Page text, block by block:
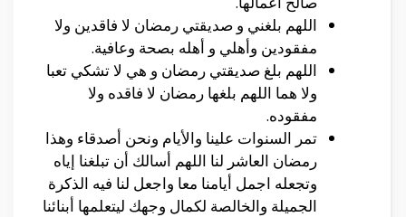
اللهم بلغني و صديقتي رمضان لا فاقدين ولا
مفقودين وأهلي و أهله بصحة وعافية.
اللهم بلغ صديقتي رمضان و هي لا تشكي تعبا
ولا هما اللهم بلغها رمضان لا فاقده ولا
مفقوده.
تمر السنوات علينا والأيام ونحن أصدقاء وهذا
رمضان العاشر لنا اللهم أسالك أن تبلغنا إياه
وتجعله اجمل أيامنا معا واجعل لنا فيه الذكرة
الجميلة والخالصة لكمال وجهك ليتعلمها أبنائنا